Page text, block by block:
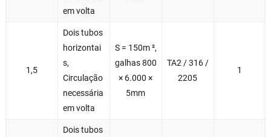
em volta
1,5
Dois tubos
horizontai
s,
Circulação
necessária
em volta
S = 150m ²,
galhas 800
× 6.000 ×
5mm
TA2 / 316 /
2205
1
Dois tubos